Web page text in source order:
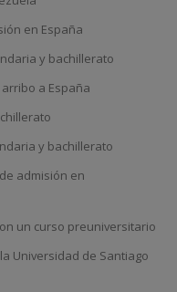
en España
y bachillerato
a España
y bachillerato
admisión en
un curso preuniversitario
Universidad de Santiago